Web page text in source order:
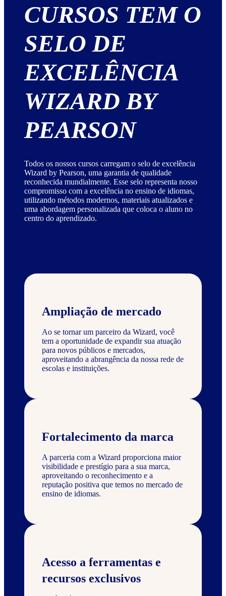
CURSOS TEM O
SELO DE
EXCELÊNCIA
WIZARD BY
PEARSON
Todos os nossos cursos carregam o selo de excelência
Wizard by Pearson, uma garantia de qualidade
reconhecida mundialmente. Esse selo representa nosso
compromisso com a excelência no ensino de idiomas,
utilizando métodos modernos, materiais atualizados e
uma abordagem personalizada que coloca o aluno no
centro do aprendizado.
Ampliação de mercado
Ao se tornar um parceiro da Wizard, você
tem a oportunidade de expandir sua atuação
para novos públicos e mercados,
aproveitando a abrangência da nossa rede de
escolas e instituições.
Fortalecimento da marca
A parceria com a Wizard proporciona maior
visibilidade e prestígio para a sua marca,
aproveitando o reconhecimento e a
reputação positiva que temos no mercado de
ensino de idiomas.
Acesso a ferramentas e
recursos exclusivos